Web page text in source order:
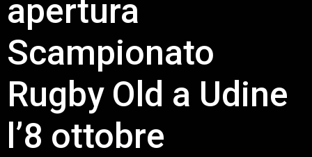
apertura
Scampionato
Rugby Old a Udine
l’8 ottobre